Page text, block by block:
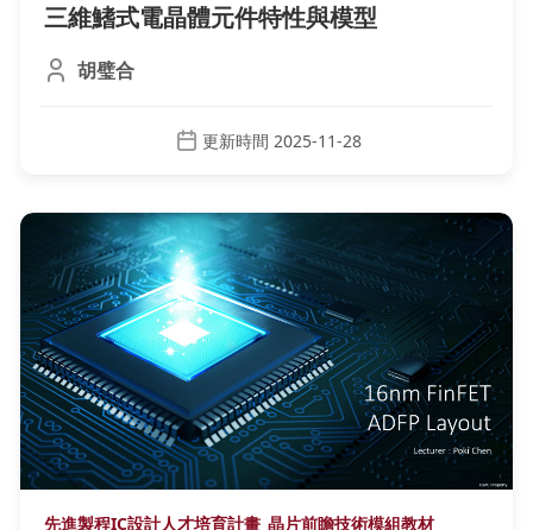
三維鰭式電晶體元件特性與模型
胡璧合
更新時間 2025-11-28
先進製程IC設計人才培育計畫_晶片前瞻技術模組教材